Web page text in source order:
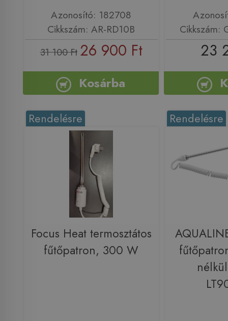
Azonosító: 182708
Cikkszám: AR-RD10B
31 100 Ft 26 900 Ft
Kosárba
Cikkszám:
23
Rendelésre
Focus Heat termosztátos
fűtőpatron, 300 W
Rendelésre